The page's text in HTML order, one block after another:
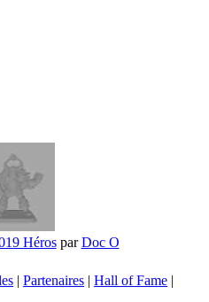
HérosparDoc O
| Partenaires | Hall of Fame |